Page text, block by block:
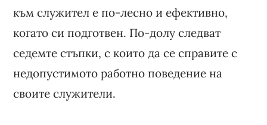
към служител е по-лесно и ефективно,
когато си подготвен. По-долу следват
седемте стъпки, с които да се справите с
недопустимото работно поведение на
своите служители.